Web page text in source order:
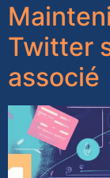
Twitter
associé